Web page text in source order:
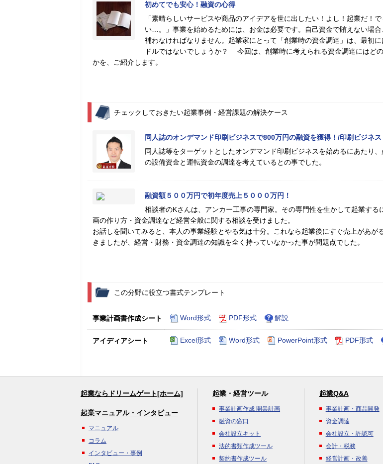
初めてでも安心！融資の心得
「素晴らしいサービスや商品のアイデアを世に出したい！よし！起業だ！
い…。」事業を始めるためには、お金は必要です。自己資金で賄えない場
補わなければなりません。起業家にとって「創業時の資金調達」は、最初
ドルではないでしょうか？ 今回は、創業時に考えられる資金調達にはど
かを、ご紹介します。
チェックしておきたい起業事例・経営課題の解決ケース
同人誌のオンデマンド印刷ビジネスで800万円の融資を獲得！/印刷ビジネス
同人誌等をターゲットとしたオンデマンド印刷ビジネスを始めるにあたり
の設備資金と運転資金の調達を考えているとの事でした。
融資額５００万円で初年度売上５０００万円！
相談者のKさんは、アンカー工事の専門家。その専門性を生かして起業する
画の作り方・資金調達など経営全般に関する相談を受けました。
お話しを聞いてみると、本人の事業経験とやる気は十分。これなら起業後にすぐ売上があが
きましたが、経営・財務・資金調達の知識を全く持っていなかった事が問題点でした。
この分野に役立つ書式テンプレート
事業計画書作成シート Word形式 PDF形式 解説
アイディアシート Excel形式 Word形式 PowerPoint形式 PDF形式
起業ならドリームゲート[ホーム]
起業マニュアル・インタビュー
マニュアル
コラム
インタビュー・事例
起業・経営ツール
事業計画作成 開業計画
融資の窓口
会社設立キット
法的書類作成ツール
契約書作成ツール
起業Q&A
事業計画・商品開発
資金調達
会社設立・許認可
会計・税務
経営計画・改善